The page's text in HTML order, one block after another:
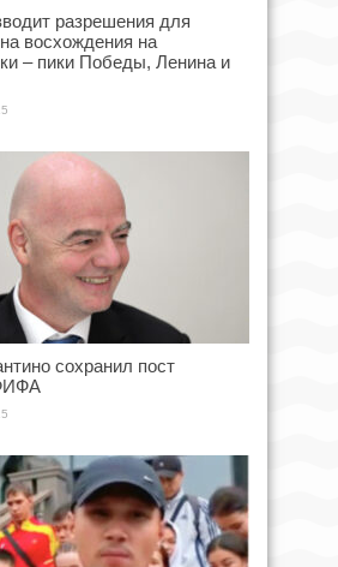
разрешения для
восхождения на
– пики Победы, Ленина и
сохранил пост